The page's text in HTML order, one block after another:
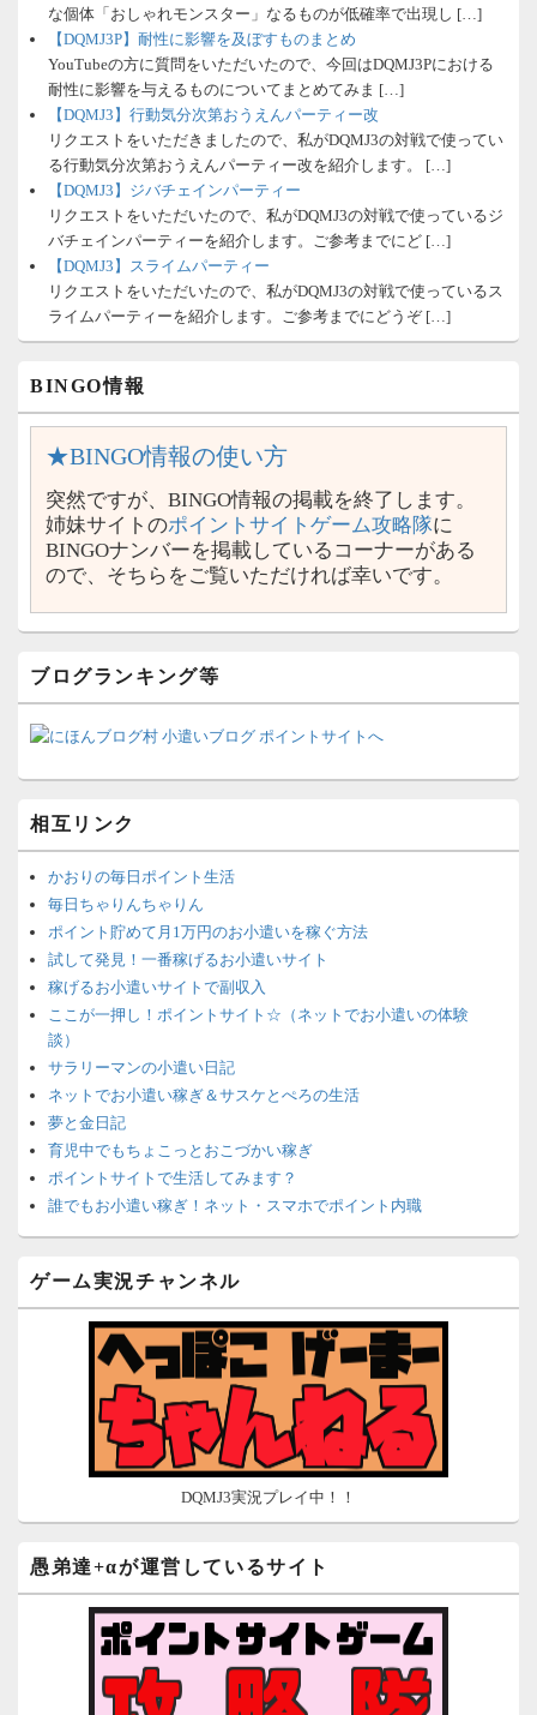
な個体「おしゃれモンスター」なるものが低確率で出現し […]
【DQMJ3P】耐性に影響を及ぼすものまとめ
YouTubeの方に質問をいただいたので、今回はDQMJ3Pにおける
耐性に影響を与えるものについてまとめてみま […]
【DQMJ3】行動気分次第おうえんパーティー改
リクエストをいただきましたので、私がDQMJ3の対戦で使ってい
る行動気分次第おうえんパーティー改を紹介します。 […]
【DQMJ3】ジバチェインパーティー
リクエストをいただいたので、私がDQMJ3の対戦で使っているジ
バチェインパーティーを紹介します。ご参考までにど […]
【DQMJ3】スライムパーティー
リクエストをいただいたので、私がDQMJ3の対戦で使っているス
ライムパーティーを紹介します。ご参考までにどうぞ […]
BINGO情報
★BINGO情報の使い方
突然ですが、BINGO情報の掲載を終了します。
姉妹サイトのポイントサイトゲーム攻略隊に
BINGOナンバーを掲載しているコーナーがある
ので、そちらをご覧いただければ幸いです。
ブログランキング等
相互リンク
かおりの毎日ポイント生活
毎日ちゃりんちゃりん
ポイント貯めて月1万円のお小遣いを稼ぐ方法
試して発見！一番稼げるお小遣いサイト
稼げるお小遣いサイトで副収入
ここが一押し！ポイントサイト☆（ネットでお小遣いの体験
談）
サラリーマンの小遣い日記
ネットでお小遣い稼ぎ＆サスケとぺろの生活
夢と金日記
育児中でもちょこっとおこづかい稼ぎ
ポイントサイトで生活してみます？
誰でもお小遣い稼ぎ！ネット・スマホでポイント内職
ネットで簡単にお小遣い稼ぎ☆安心・安全・リスクなし☆
ポイントがお金に！？-空いた時間でちょい稼ぎ-
在宅deお小遣い！～小銭だって集めれば諭吉になる～
ネット収入攻略ナビ
ポイントサイトは安全？危険？お小遣い稼ぎサイトの使い方ガ
ゲーム実況チャンネル
DQMJ3実況プレイ中！！
愚弟達+αが運営しているサイト